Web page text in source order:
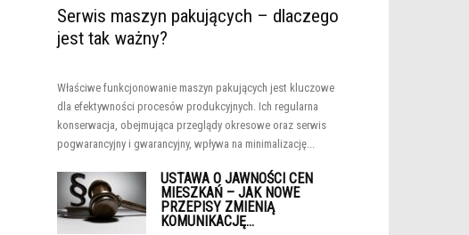
Serwis maszyn pakujących – dlaczego
jest tak ważny?
Właściwe funkcjonowanie maszyn pakujących jest kluczowe
dla efektywności procesów produkcyjnych. Ich regularna
konserwacja, obejmująca przeglądy okresowe oraz serwis
pogwarancyjny i gwarancyjny, wpływa na minimalizację...
USTAWA O JAWNOŚCI CEN
MIESZKAŃ – JAK NOWE
PRZEPISY ZMIENIĄ
KOMUNIKACJĘ...